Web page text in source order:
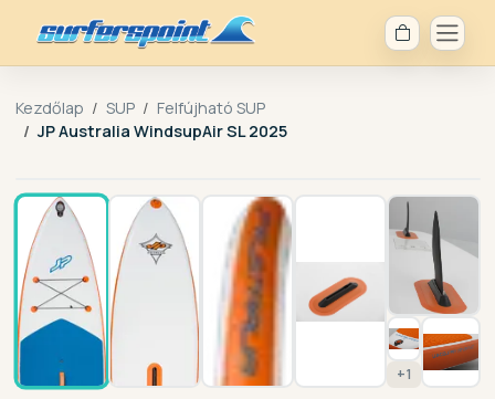
Kezdőlap SUP
Felfújható SUP
JP Australia WindsupAir SL 2025
+1